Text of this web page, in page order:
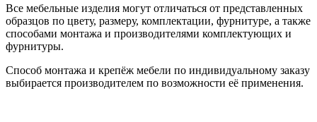
Все мебельные изделия могут отличаться от представленных
образцов по цвету, размеру, комплектации, фурнитуре, а также
способами монтажа и производителями комплектующих и
фурнитуры.
Способ монтажа и крепёж мебели по индивидуальному заказу
выбирается производителем по возможности её применения.